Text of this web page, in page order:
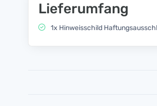
Lieferumfang
1x Hinweisschild